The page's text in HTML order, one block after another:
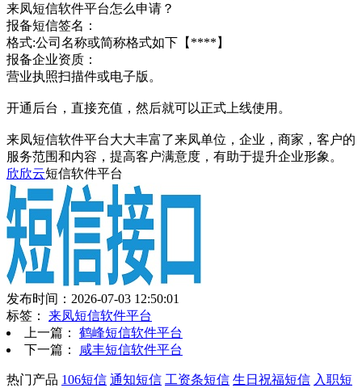
来凤短信软件平台怎么申请？
报备短信签名：
格式:公司名称或简称格式如下【****】
报备企业资质：
营业执照扫描件或电子版。
开通后台，直接充值，然后就可以正式上线使用。
来凤短信软件平台大大丰富了来凤单位，企业，商家，客户的
服务范围和内容，提高客户满意度，有助于提升企业形象。
欣欣云短信软件平台
发布时间：2026-07-03 12:50:01
标签： 来凤短信软件平台
上一篇： 鹤峰短信软件平台
下一篇：
咸丰短信软件平台
热门产品 106短信 通知短信 工资条短信 生日祝福短信 入职短